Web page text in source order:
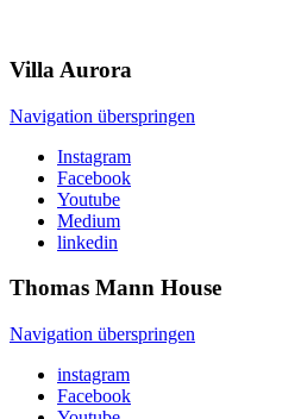
Villa Aurora
Navigation überspringen
Instagram
Facebook
Youtube
Medium
linkedin
Thomas Mann House
Navigation überspringen
instagram
Facebook